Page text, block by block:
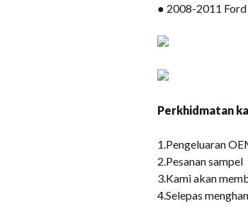
● 2008-2011 Ford
Perkhidmatan
1.Pengeluaran
2.Pesanan sampel
3.Kami akan
4.Selepas